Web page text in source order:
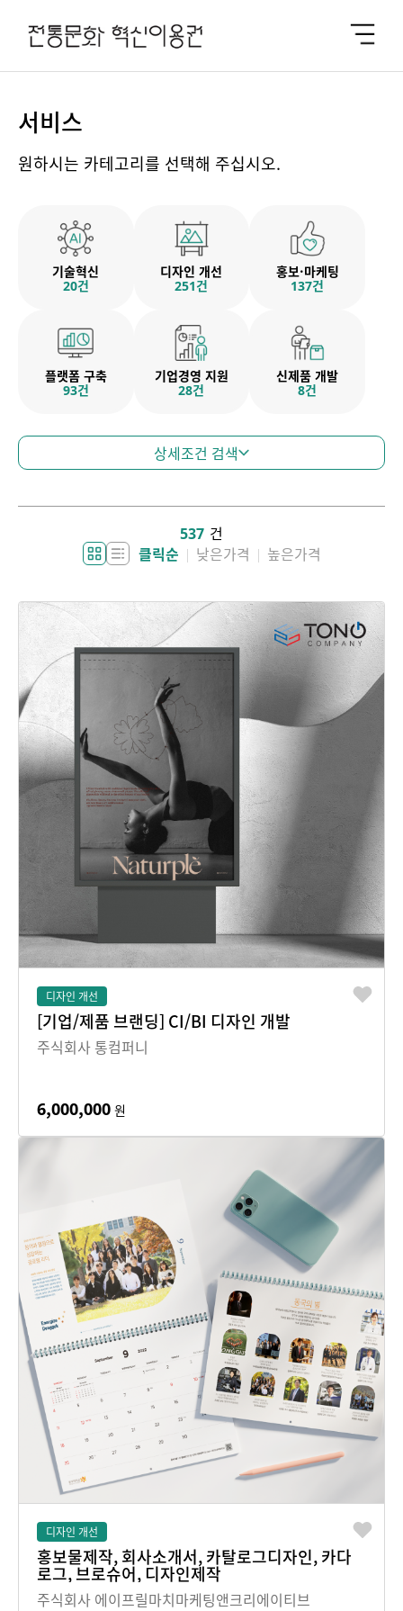
서비스
원하시는 카테고리를 선택해 주십시오.
기술혁신
20건
디자인 개선
251건
홍보·마케팅
137건
플랫폼 구축
93건
기업경영 지원
28건
신제품 개발
8건
상세조건 검색
~
소재지 선택
서비스명
서비스내용
결과 내 재검색
537 건
클릭순
낮은가격 높은가격
디자인 개선
[기업/제품 브랜딩] CI/BI 디자인 개발
주식회사 통컴퍼니
6,000,000 원
디자인 개선
홍보물제작, 회사소개서, 카탈로그디자인, 카다
로그, 브로슈어, 디자인제작
주식회사 에이프릴마치마케팅앤크리에이티브